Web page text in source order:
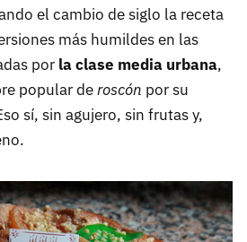
el cambio de siglo la receta
más humildes en las
por la clase media urbana,
popular deroscón por su
sí, sin agujero, sin frutas y,